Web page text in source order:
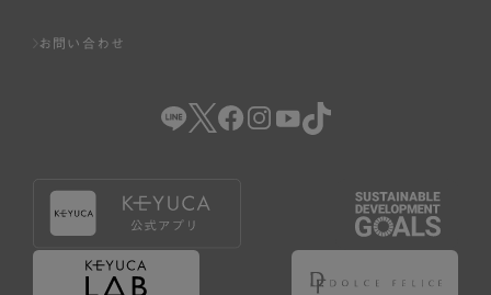
お問い合わせ